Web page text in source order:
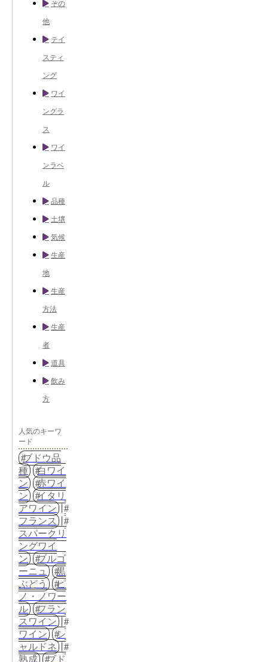
その
他
テイ
スティ
ング
ワイ
ングラ
ス
ワイ
ンラベ
ル
品種
土壌
気候
生産
地
生産
方法
生産
者
道具
飲み
方
人気のキーワ
ード
ブドウ品
種
白ワイ
ン
赤ワイ
ン
イタリ
アワイン
フランス
スパークリ
ングワイ
ン
ブルゴ
ーニュ
黒
ぶどう
ピ
ノ・ノワー
ル
フラン
スワイン
ワイン
シ
ャルドネ
熟成
ブド